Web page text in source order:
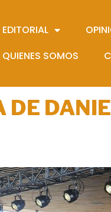
EDITORIAL
QUIENES SOMOS
DE